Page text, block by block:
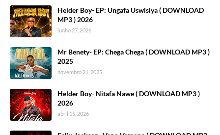
Helder Boy- EP: Ungafa Uswisiya ( DOWNLOAD
MP3 ) 2026
junho 27, 2026
Mr Benety- EP: Chega Chega ( DOWNLOAD MP3 )
2025
novembro 21, 2025
Helder Boy- Nitafa Nawe ( DOWNLOAD MP3 )
2026
abril 15, 2026